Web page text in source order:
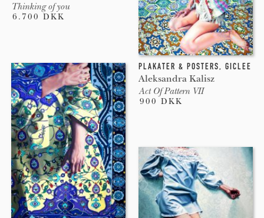
Thinking of you
6.700 DKK
PLAKATER & POSTERS, GICLEE
Aleksandra Kalisz
Act Of Pattern VII
900 DKK